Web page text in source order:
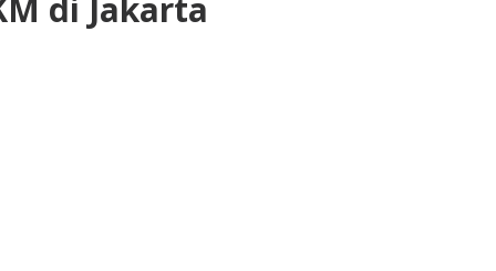
di Jakarta